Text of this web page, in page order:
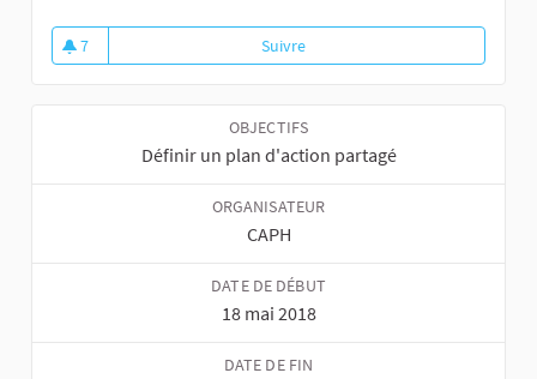
7
7 abonnés
SuivrePlan Climat Air énergie
OBJECTIFS
Définir un plan d'action partagé
ORGANISATEUR
CAPH
DATE DE DÉBUT
18 mai 2018
DATE DE FIN